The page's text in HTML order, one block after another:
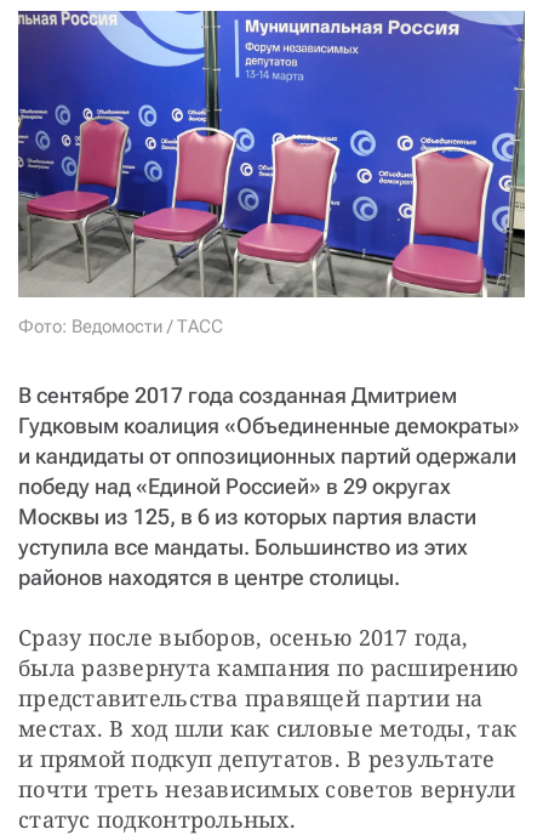
Фото: Ведомости / ТАСС
В сентябре 2017 года созданная Дмитрием
Гудковым коалиция «Объединенные демократы»
и кандидаты от оппозиционных партий одержали
победу над «Единой Россией» в 29 округах
Москвы из 125, в 6 из которых партия власти
уступила все мандаты. Большинство из этих
районов находятся в центре столицы.
Сразу после выборов, осенью 2017 года,
была развернута кампания по расширению
представительства правящей партии на
местах. В ход шли как силовые методы, так
и прямой подкуп депутатов. В результате
почти треть независимых советов вернули
статус подконтрольных.
Нажимая кнопку «Стать соучастником»,
и подтверждаю свое гражданство РФ
СТАТЬ СОУЧАСТНИКОМ
ПОДЕЛИТЬСЯ С ДРУЗЬЯМИ
Если у вас есть вопросы, пишите donate@novayagazeta.ru
или
звоните:
+7 (929) 612-03-68